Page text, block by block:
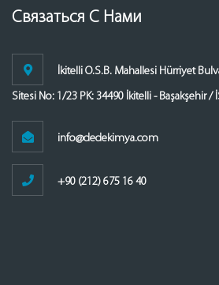
Связаться С Нами
İkitelli O.S.B. Mahallesi Hürriyet
Sitesi No: 1/23 PK: 34490 İkitelli - Başakşehir /
info@dedekimya.com
+90 (212) 675 16 40